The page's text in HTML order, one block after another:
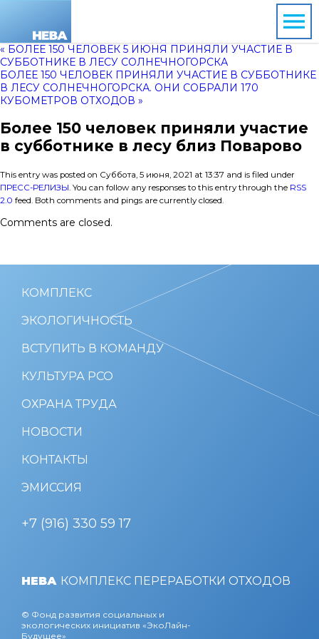
« БОЛЕЕ 150 ЧЕЛОВЕК 5 ИЮНЯ ПРИНЯЛИ УЧАСТИЕ В
СУББОТНИКЕ В ЛЕСУ СОЛНЕЧНОГОРСКА
БОЛЕЕ 150 ЧЕЛОВЕК ПРИНЯЛИ УЧАСТИЕ В СУББОТНИКЕ
В ЛЕСУ СОЛНЕЧНОГОРСКА. ОНИ СОБРАЛИ 170
КУБОМЕТРОВ ОТХОДОВ »
Более 150 человек приняли участие
в субботнике в лесу близ Поварово
This entry was posted on Суббота, 5 июня, 2021 at 13:37 and is filed under
ПРЕСС-РЕЛИЗЫ. You can follow any responses to this entry through the RSS
2.0 feed. Both comments and pings are currently closed.
Comments are closed.
НЕВА КОМПЛЕКС ПЕРЕРАБОТКИ ОТХОДОВ
© Фонд развития социальных и
экологических инициатив «ЭкоЛайн-
Будущее»
КОМПЛЕКС
ЭКОЛОГИЧНОСТЬ
ВСТУПИТЬ В КОМАНДУ
КУЛЬТУРА РСО
ОХРАНА ТРУДА
НОВОСТИ
КОНТАКТЫ
ЭМИССИЯ
+7 (916) 330 59 17